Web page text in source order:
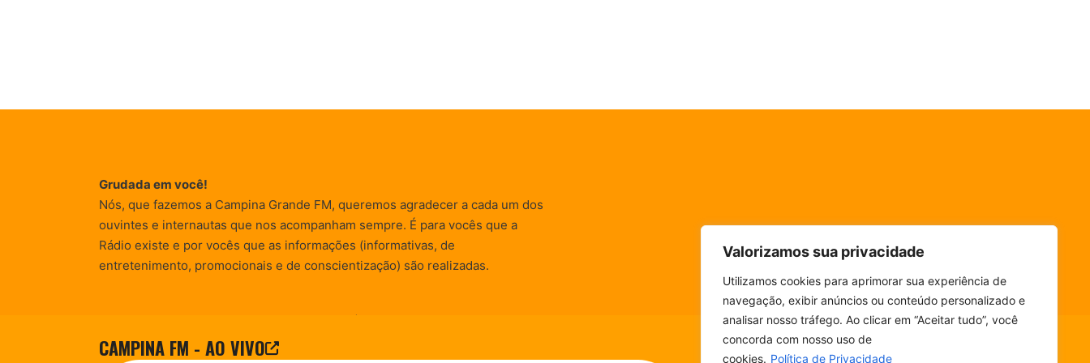
Valorizamos sua privacidade
Utilizamos cookies para aprimorar sua experiência de
navegação, exibir anúncios ou conteúdo personalizado e
analisar nosso tráfego. Ao clicar em “Aceitar tudo”, você
concorda com nosso uso de
cookies. Política de Privacidade
CAMPINA FM - AO VIVO
Grudada em você!
Nós, que fazemos a Campina Grande FM, queremos agradecer a cada um dos
ouvintes e internautas que nos acompanham sempre. É para vocês que a
Rádio existe e por vocês que as informações (informativas, de
entretenimento, promocionais e de conscientização) são realizadas.
Desenvolvido pelarox Publicidade